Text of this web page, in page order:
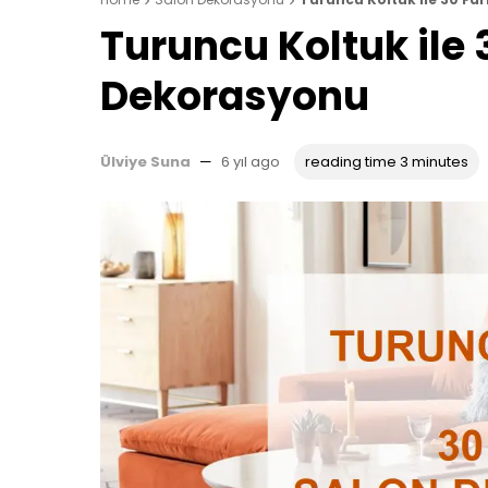
Turuncu Koltuk ile
Dekorasyonu
Ülviye Suna — 6 yıl ago reading time 3 minutes